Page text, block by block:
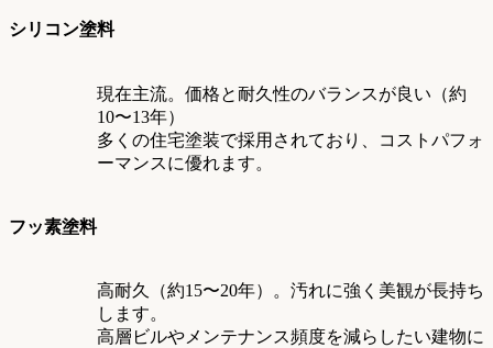
シリコン塗料
現在主流。価格と耐久性のバランスが良い（約
10〜13年）
多くの住宅塗装で採用されており、コストパフォ
ーマンスに優れます。
フッ素塗料
高耐久（約15〜20年）。汚れに強く美観が長持ち
します。
高層ビルやメンテナンス頻度を減らしたい建物に